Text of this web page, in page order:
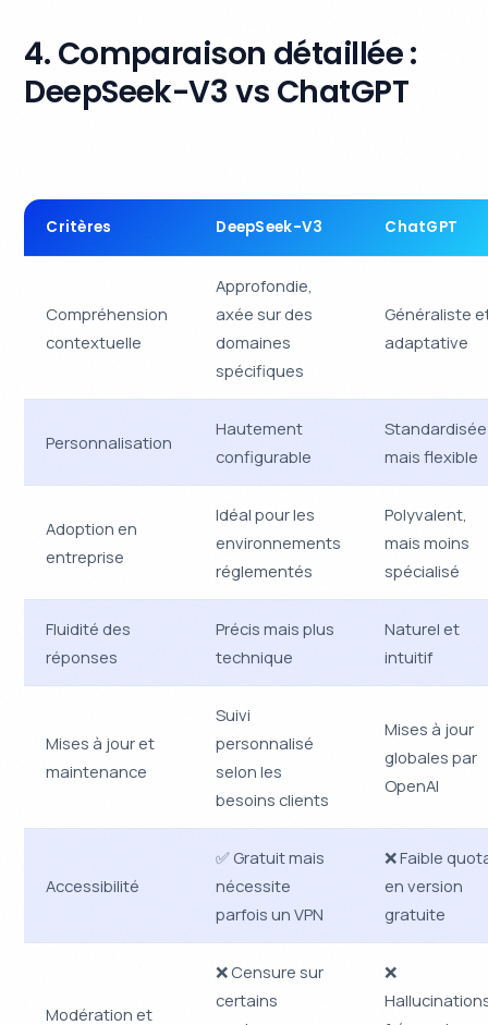
4. Comparaison détaillée :
DeepSeek-V3 vs ChatGPT
Critères DeepSeek-V3 ChatGPT
Compréhension
contextuelle
Approfondie,
axée sur des
domaines
spécifiques
Généraliste
adaptative
Personnalisation
Hautement
configurable
Standardisée
mais flexible
Adoption en
entreprise
Idéal pour les
environnements
réglementés
Polyvalent,
mais moins
spécialisé
Fluidité des
réponses
Précis mais plus
technique
Naturel et
intuitif
Mises à jour et
maintenance
Suivi
personnalisé
selon les
besoins clients
Mises à jour
globales par
OpenAI
Accessibilité
✅ Gratuit mais
nécessite
parfois un VPN
❌ Faible
en version
gratuite
Modération et
❌ Censure sur
certains
❌